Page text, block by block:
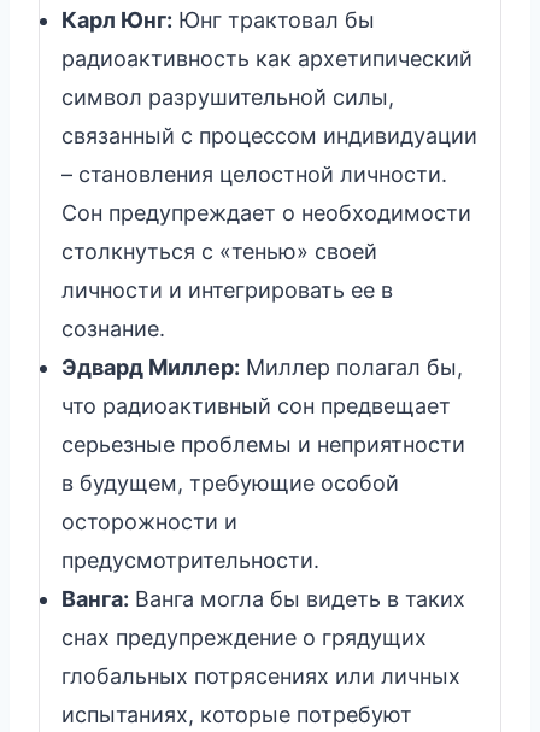
Карл Юнг: Юнг трактовал бы
радиоактивность как архетипический
символ разрушительной силы,
связанный с процессом индивидуации
– становления целостной личности.
Сон предупреждает о необходимости
столкнуться с «тенью» своей
личности и интегрировать ее в
сознание.
Эдвард Миллер: Миллер полагал бы,
что радиоактивный сон предвещает
серьезные проблемы и неприятности
в будущем, требующие особой
осторожности и
предусмотрительности.
Ванга: Ванга могла бы видеть в таких
снах предупреждение о грядущих
глобальных потрясениях или личных
испытаниях, которые потребуют